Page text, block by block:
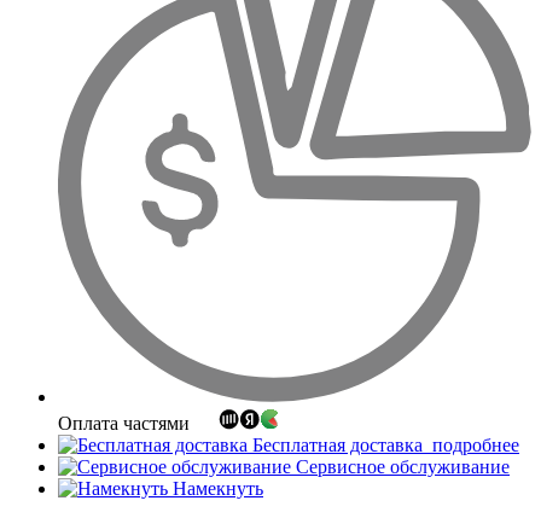
Оплата частями
Бесплатная доставка подробнее
Сервисное обслуживание
Намекнуть